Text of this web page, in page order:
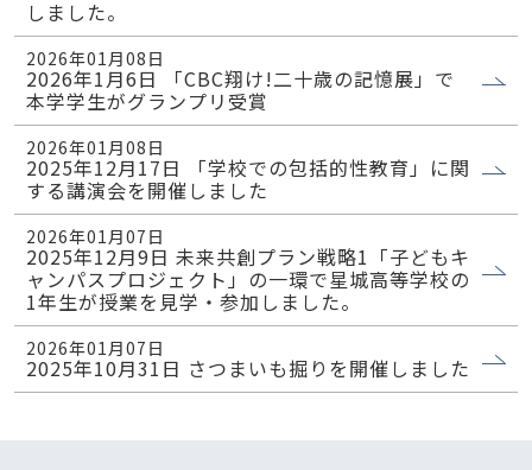
しました。
2026年01月08日
2026年1月6日 「CBC翔け!二十歳の記憶展」で
本学学生がグランプリ受賞
2026年01月08日
2025年12月17日 「学校での包括的性教育」に関
する講演会を開催しました
2026年01月07日
2025年12月9日 未来共創プラン戦略1「子どもキ
ャンパスプロジェクト」の一環で星城高等学校の
1年生が授業を見学・参加しました。
2026年01月07日
2025年10月31日 さつまいも掘りを開催しました